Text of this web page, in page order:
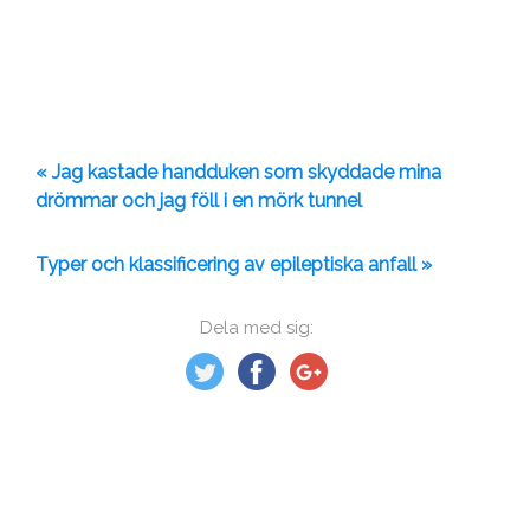
Dela med sig:
« Jag kastade handduken som skyddade mina
drömmar och jag föll i en mörk tunnel
Typer och klassificering av epileptiska anfall »